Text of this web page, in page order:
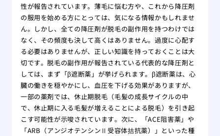
性が報告されています。薄毛に悩む方や、これから降圧剤
の服用を始める方にとっては、気になる情報かもしれませ
ん。しかし、全ての降圧剤が脱毛の副作用を持つわけでは
なく、その頻度も決して高くはありません。過度に心配す
る必要はありませんが、正しい知識を持っておくことは大
切です。脱毛の副作用が報告されている代表的な降圧剤と
しては、まず「β遮断薬」が挙げられます。β遮断薬は、心
臓の働きを穏やかにし、血圧を下げる効果がありますが、
一部の薬剤では、休止期脱毛（毛髪の成長サイクルの中
で、休止期に入る毛髪が増えることによる脱毛）を引き起
こす可能性が示唆されています。次に、「ACE阻害薬」や
「ARB（アンジオテンシンⅡ受容体拮抗薬）」といった種